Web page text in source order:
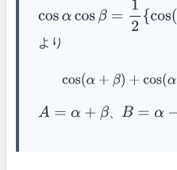
cos αcosβ =1 2{ cos(α+β)
より
cos(α+β) +cos(α
A= α+ β B=α− β